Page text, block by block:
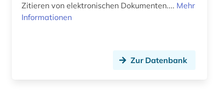
Zitieren von elektronischen Dokumenten.... Mehr
Informationen
Zur Datenbank